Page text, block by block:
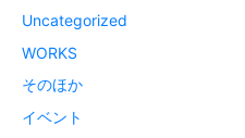
Uncategorized
WORKS
そのほか
イベント